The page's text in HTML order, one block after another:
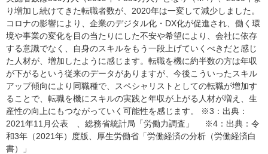
り増加し続けてきた転職者数が、2020年は一変して減少しました。
コロナの影響により、企業のデジタル化・DX化が促進され、働く環
境や事業の変化を目の当たりにした不安や希望により、会社に依存
する意識でなく、自身のスキルをもう一段上げていくべきだと感じ
た人材が、増加したように感じます。転職を機に約半数の方は年収
が下がるという従来のデータがありますが、今後こういったスキル
アップ傾向により同職種で、スペシャリストとしての転職が増加す
ることで、転職を機にスキルの実践と年収が上がる人材が増え、生
産性の向上にもつながっていく可能性を感じます。 ※3：出典：
2021年11月公表 、総務省統計局「労働力調査」 ※4：出典：令
和3年（2021年）度版、厚生労働省「労働経済の分析（労働経済白
書）」